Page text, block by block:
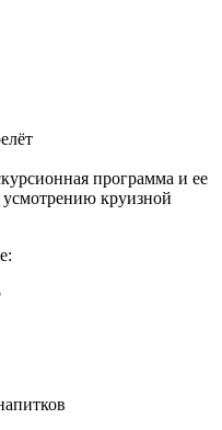
программа и ее
круизной